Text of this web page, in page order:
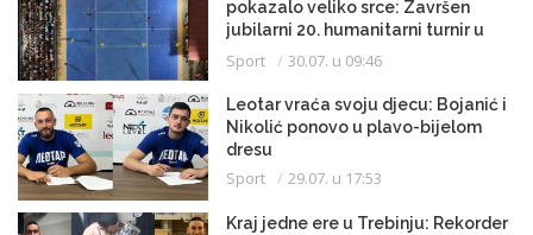
pokazalo veliko srce: Završen
jubilarni 20. humanitarni turnir u
malom fudbalu
Sport 30.07. u 09:46
Leotar vraća svoju djecu: Bojanić i
Nikolić ponovo u plavo-bijelom
dresu
Sport 29.07. u 17:53
Kraj jedne ere u Trebinju: Rekorder